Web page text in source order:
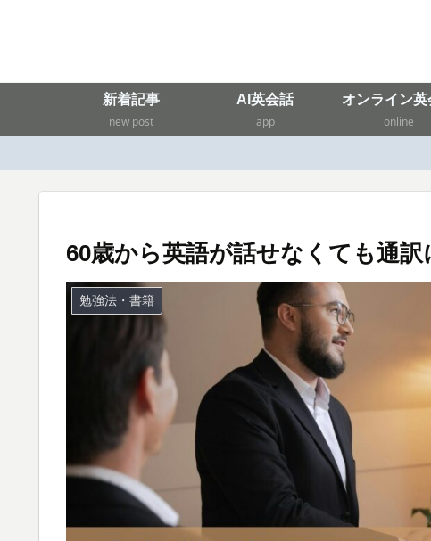
新着記事
new post
AI英会話
app
オンライン英
online
60歳から英語が話せなくても通訳
勉強法・書籍